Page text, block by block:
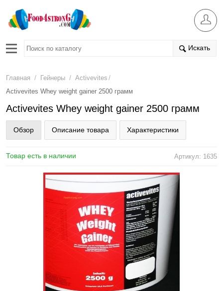
Искать
Главная / Гейнеры / Activevites /
Activevites Whey weight gainer 2500 грамм
Activevites Whey weight gainer 2500 грамм
Обзор Описание товара Характеристики
Товар есть в наличии Артикул: 1635